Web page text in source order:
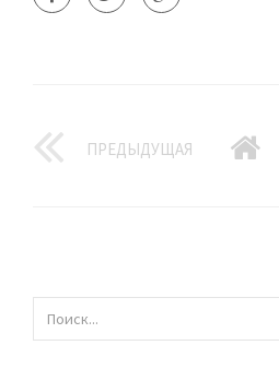
ПРЕДЫДУЩАЯ